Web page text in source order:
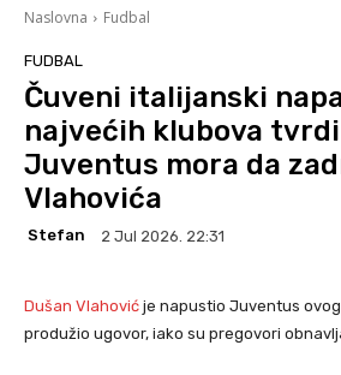
Naslovna Fudbal
FUDBAL
Čuveni italijanski
najvećih klubova
Juventus mora da
Vlahovića
Stefan 2 Jul 2026. 22:31
Dušan Vlahović je napustio Juventus
produžio ugovor, iako su pregovori